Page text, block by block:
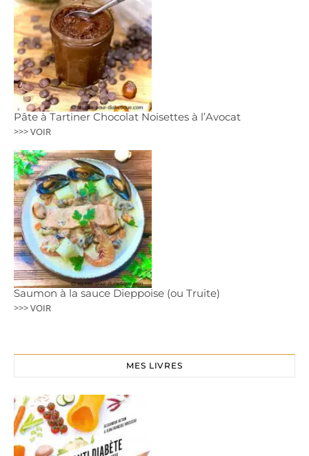
Pâte à Tartiner Chocolat Noisettes à l’Avocat
>>> VOIR
Saumon à la sauce Dieppoise (ou Truite)
>>> VOIR
MES LIVRES